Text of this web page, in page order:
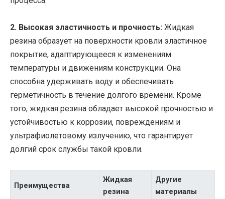
2. Высокая эластичность и прочность: Жидкая
резина образует на поверхности кровли эластичное
покрытие, адаптирующееся к изменениям
температуры и движениям конструкции. Она
способна удерживать воду и обеспечивать
герметичность в течение долгого времени. Кроме
того, жидкая резина обладает высокой прочностью и
устойчивостью к коррозии, повреждениям и
ультрафиолетовому излучению, что гарантирует
долгий срок службы такой кровли.
Преимущества
Жидкая
резина
Другие
материалы